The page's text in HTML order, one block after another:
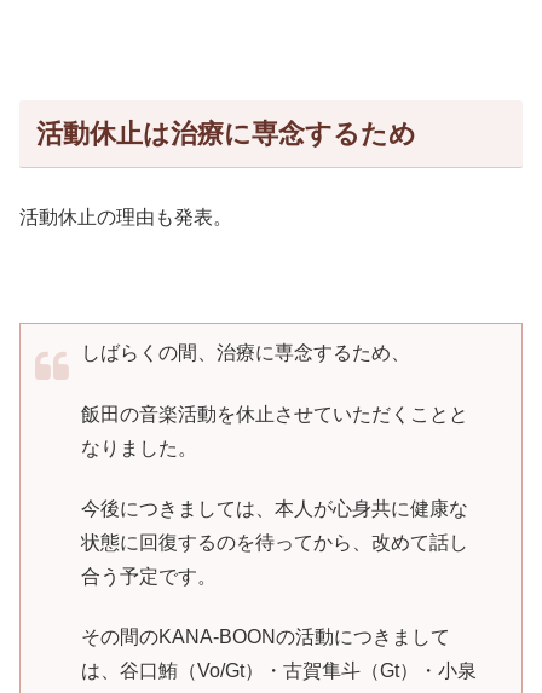
活動休止は治療に専念するため
活動休止の理由も発表。
しばらくの間、治療に専念するため、
飯田の音楽活動を休止させていただくことと
なりました。
今後につきましては、本人が心身共に健康な
状態に回復するのを待ってから、改めて話し
合う予定です。
その間のKANA-BOONの活動につきまして
は、谷口鮪（Vo/Gt）・古賀隼斗（Gt）・小泉